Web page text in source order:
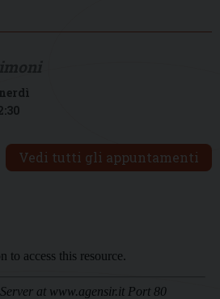
Vedi tutti gli appuntamenti